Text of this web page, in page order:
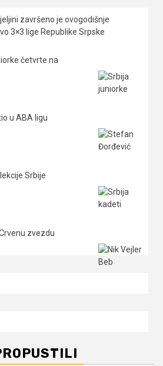
završeno je ovogodišnje
3×3 lige Republike Srpske
četvrte na
u ABA ligu
Srbije
zvezdu